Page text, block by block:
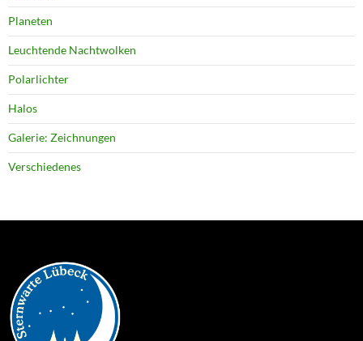
Planeten
Leuchtende Nachtwolken
Polarlichter
Halos
Galerie: Zeichnungen
Verschiedenes